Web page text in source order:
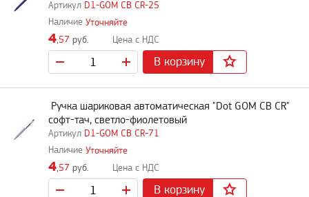
D1-GOM CB CR-25
Уточняйте
4,57 руб.
В корзину
D1-GOM CB CR-71
Ручка шариковая автоматическая "Dot GOM CB CR"
софт-тач, светло-фиолетовый
Уточняйте
4,57 руб.
В корзину